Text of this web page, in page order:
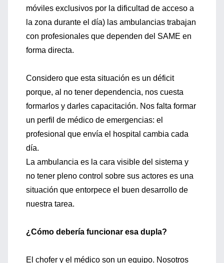
móviles exclusivos por la dificultad de acceso a
la zona durante el día) las ambulancias trabajan
con profesionales que dependen del SAME en
forma directa.
Considero que esta situación es un déficit
porque, al no tener dependencia, nos cuesta
formarlos y darles capacitación. Nos falta formar
un perfil de médico de emergencias: el
profesional que envía el hospital cambia cada
día.
La ambulancia es la cara visible del sistema y
no tener pleno control sobre sus actores es una
situación que entorpece el buen desarrollo de
nuestra tarea.
¿Cómo debería funcionar esa dupla?
El chofer y el médico son un equipo. Nosotros